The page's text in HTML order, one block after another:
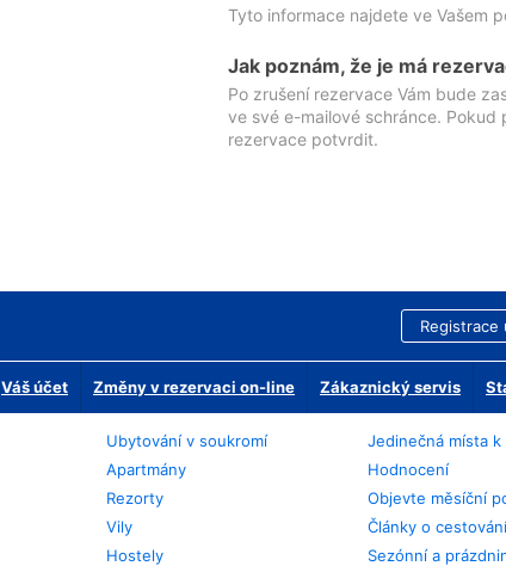
Tyto informace najdete ve Vašem
Jak poznám, že je má
Po zrušení rezervace Vám bude
ve své e-mailové schránce.
rezervace potvrdit.
Registrace
Váš účet Změny v rezervaci on-line Zákaznický servis
Ubytování v soukromí
Apartmány
Rezorty
Vily
Hostely
Jedinečná místa
Hodnocení
Objevte měsíční
Články o cestování
Sezónní a